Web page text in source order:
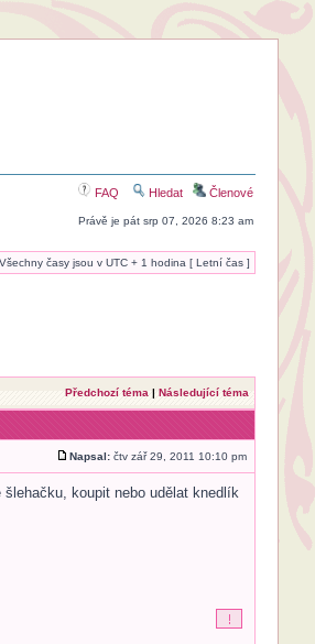
FAQ Hledat Členové
Právě je pát srp 07, 2026 8:23 am
Všechny časy jsou v UTC + 1 hodina [ Letní čas ]
Předchozí téma | Následující téma
Napsal:čtv zář 29, 2011 10:10 pm
koupit nebo udělat knedlík